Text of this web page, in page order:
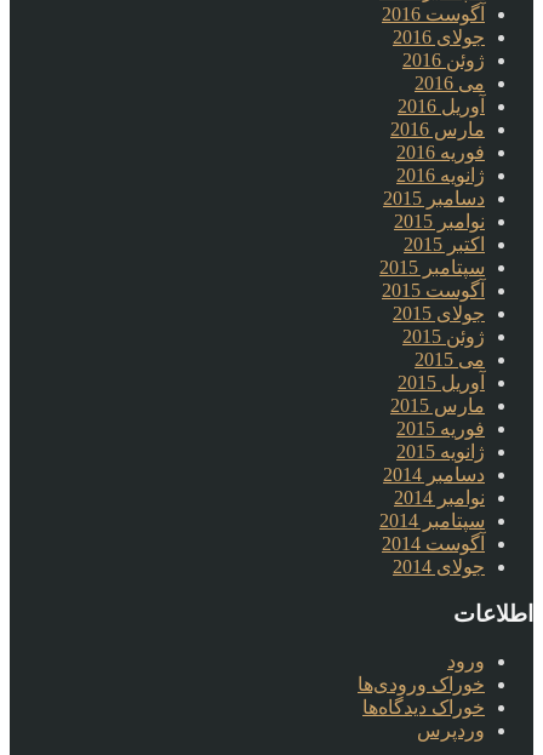
آگوست 2016
جولای 2016
ژوئن 2016
می 2016
آوریل 2016
مارس 2016
فوریه 2016
ژانویه 2016
دسامبر 2015
نوامبر 2015
اکتبر 2015
سپتامبر 2015
آگوست 2015
جولای 2015
ژوئن 2015
می 2015
آوریل 2015
مارس 2015
فوریه 2015
ژانویه 2015
دسامبر 2014
نوامبر 2014
سپتامبر 2014
آگوست 2014
جولای 2014
اطلاعات
ورود
خوراک ورودی‌ها
خوراک دیدگاه‌ها
وردپرس